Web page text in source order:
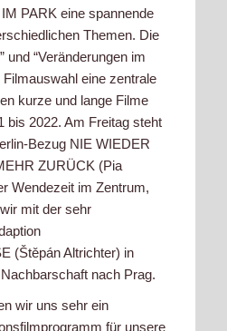
PARK eine spannende
Themen. Die
und “Veränderungen im
Filmauswahl eine zentrale
kurze und lange Filme
bis 2022. Am Freitag steht
Bezug NIE WIEDER
ZURÜCK (Pia
Wendezeit im Zentrum,
mit der sehr
(Štěpán Altrichter) in
nach Prag.
wir uns sehr ein
für unsere